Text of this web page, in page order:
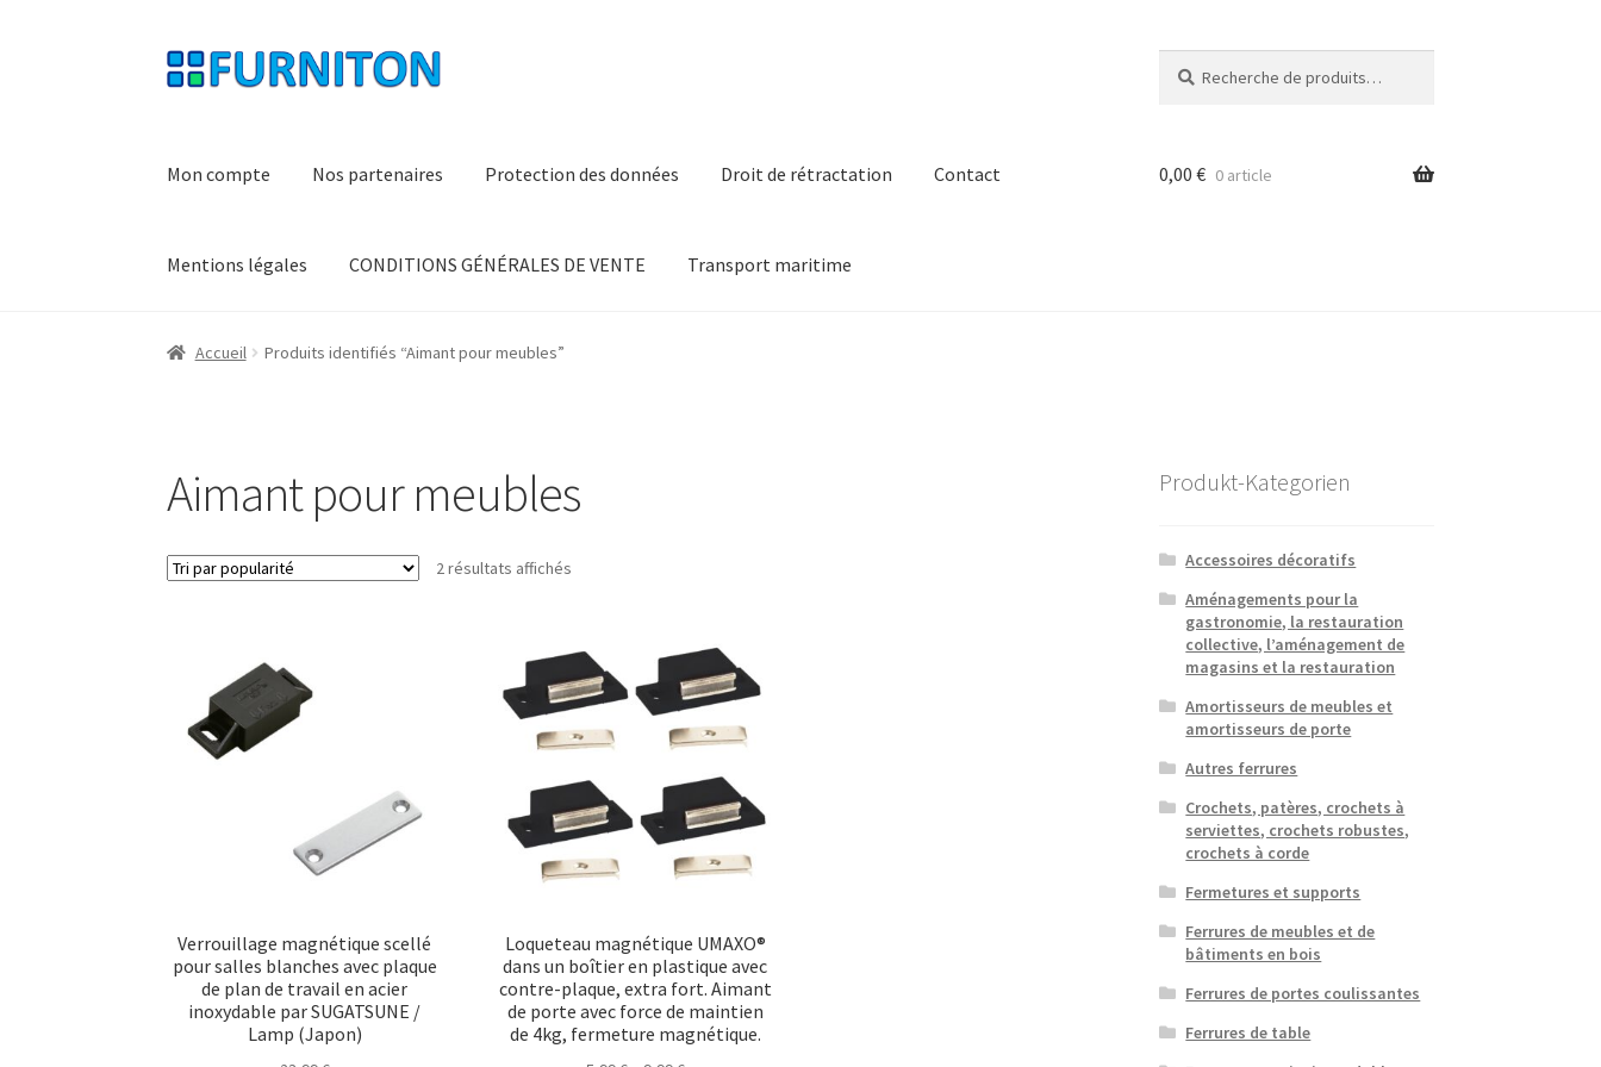
Aller
à
Aller
au
pour :
Mon compte Nos partenaires Protection des données Droit de rétractation Contact
Mentions légales CONDITIONS GÉNÉRALES DE VENTE Transport maritime
0,00 € 0 article
Accueil Produits identifiés “Aimant pour meubles”
Aimant pour meubles
2 résultats affichés
Verrouillage magnétique scellé
pour salles blanches avec plaque
de plan de travail en acier
inoxydable par SUGATSUNE /
Lamp (Japon)
Loqueteau magnétique UMAXO®
dans un boîtier en plastique avec
contre-plaque, extra fort. Aimant
de porte avec force de maintien
de 4kg, fermeture magnétique.
Produkt-Kategorien
Accessoires décoratifs
Aménagements pour la
gastronomie, la restauration
collective, l’aménagement de
magasins et la restauration
Amortisseurs de meubles et
amortisseurs de porte
Autres ferrures
Crochets, patères, crochets à
serviettes, crochets robustes,
crochets à corde
Fermetures et supports
Ferrures de meubles et de
bâtiments en bois
Ferrures de portes coulissantes
Ferrures de table